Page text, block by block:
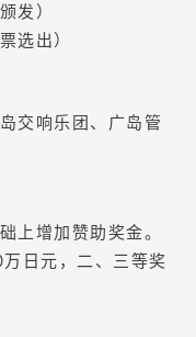
发）
选出）
交响乐团、广岛管
上增加赞助奖金。
日元，二、三等奖